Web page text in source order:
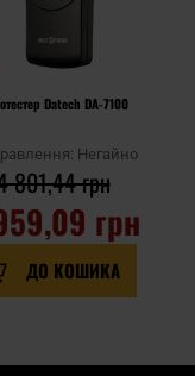
Datech DA-7100
Негайно
грн
801,44 грн
ДО КОШИКА